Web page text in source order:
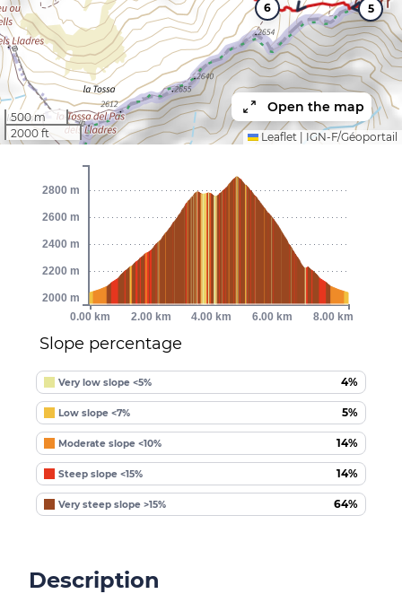
5
6
500 m
2000 ft
Open the map
Leaflet IGN-F/Géoportail
Slope percentage
Very low slope <5% 4%
Low slope <7% 5%
Moderate slope <10% 14%
Steep slope <15% 14%
Very steep slope >15% 64%
0.00 km 2.00 km 4.00 km 6.00 km 8.00 km
2000 m
2200 m
2400 m
2600 m
2800 m
Description